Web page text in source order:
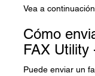
Vea a continuación.
Cómo
FAX Utility
Puede enviar un